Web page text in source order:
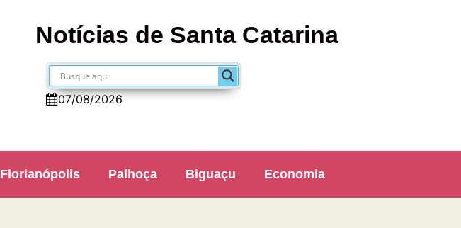
Notícias de Santa Catarina
07/08/2026
Florianópolis Palhoça Biguaçu Economia